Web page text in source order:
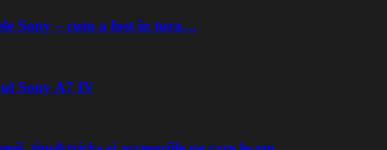
Sony – cum a fost în tura…
Sony A7 IV